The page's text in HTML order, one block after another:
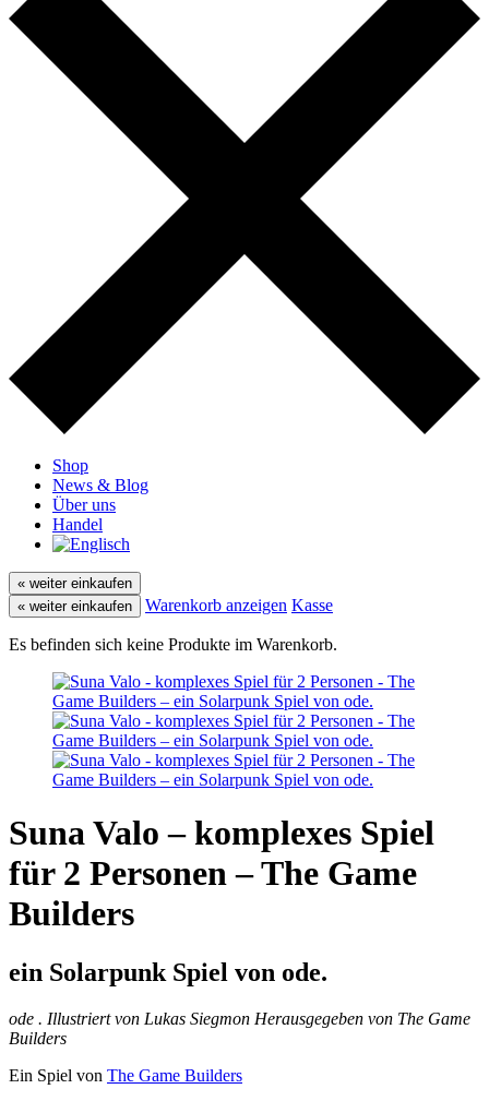
Shop
News & Blog
Über uns
Handel
« weiter einkaufen
« weiter einkaufen
Warenkorb anzeigen Kasse
Es befinden sich keine Produkte im Warenkorb.
Suna Valo – komplexes Spiel
für 2 Personen – The Game
Builders
ein Solarpunk Spiel von ode.
ode . Illustriert von Lukas Siegmon Herausgegeben von The Game
Builders
Ein Spiel von The Game Builders